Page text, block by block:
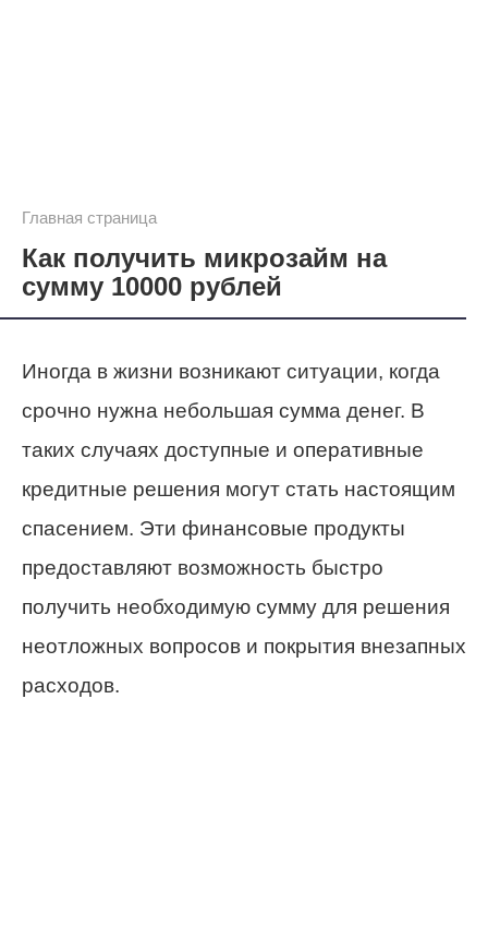
Главная страница
Как получить микрозайм на
сумму 10000 рублей
Иногда в жизни возникают ситуации, когда
срочно нужна небольшая сумма денег. В
таких случаях доступные и оперативные
кредитные решения могут стать настоящим
спасением. Эти финансовые продукты
предоставляют возможность быстро
получить необходимую сумму для решения
неотложных вопросов и покрытия внезапных
расходов.